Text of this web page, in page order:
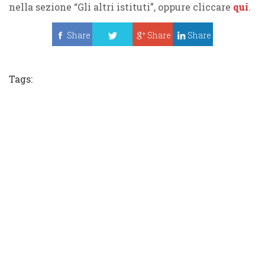
nella sezione “Gli altri istituti”, oppure cliccare qui.
Share
Share Share
Tags: